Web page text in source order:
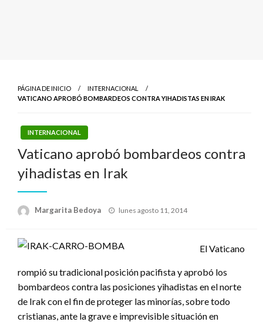
PÁGINA DE INICIO
INTERNACIONAL
VATICANO APROBÓ BOMBARDEOS CONTRA YIHADISTAS EN IRAK
INTERNACIONAL
Vaticano aprobó bombardeos contra
yihadistas en Irak
Margarita Bedoya
Publicado
lunes agosto 11, 2014
El Vaticano
rompió su tradicional posición pacifista y aprobó los
bombardeos contra las posiciones yihadistas en el norte
de Irak con el fin de proteger las minorías, sobre todo
cristianas, ante la grave e imprevisible situación en